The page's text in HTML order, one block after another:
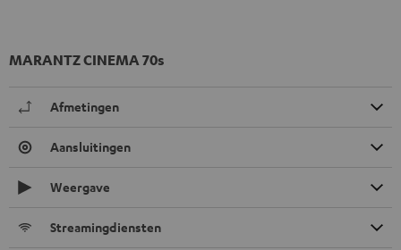
MARANTZ CINEMA 70s
Afmetingen
Aansluitingen
Weergave
Streamingdiensten